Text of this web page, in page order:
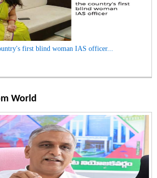
first blind woman IAS officer...
World